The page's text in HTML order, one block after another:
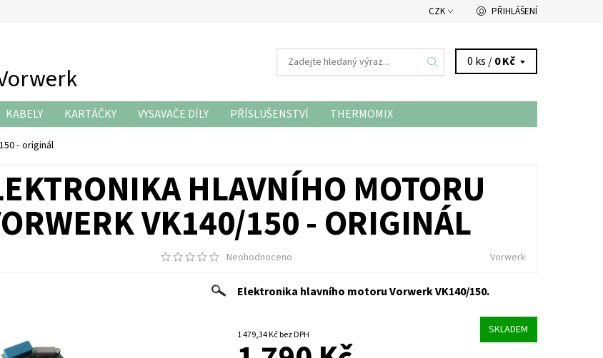
CZK PŘIHLÁŠENÍ
0 ks /0 Kč
KABELY KARTÁČKY VYSAVAČE DÍLY PŘÍSLUŠENSTVÍ
THERMOMIX
- originál
HLAVNÍHO MOTORU
VK140/150 - ORIGINÁL
Neohodnoceno Vorwerk
Elektronika hlavního motoru Vorwerk VK140/150.
1 479,34 Kč bez DPH SKLADEM